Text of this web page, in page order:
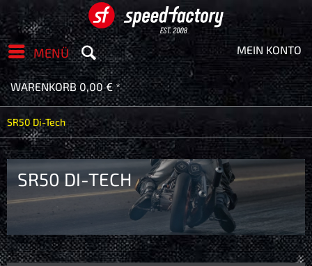
MENÜ MEIN KONTO
WARENKORB0,00 € *
SR50 Di-Tech
SR50 DI-TECH